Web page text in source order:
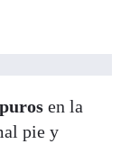
en la
pie y